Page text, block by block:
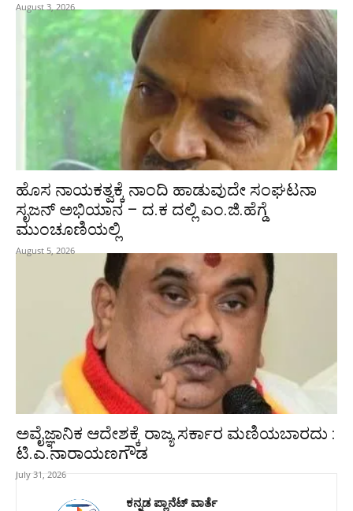
August 3, 2026
ಹೊಸ ನಾಯಕತ್ವಕ್ಕೆ ನಾಂದಿ ಹಾಡುವುದೇ ಸಂಘಟನಾ
ಸೃಜನ್ ಅಭಿಯಾನ – ದ.ಕ ದಲ್ಲಿ ಎಂ.ಜಿ.ಹೆಗ್ಡೆ
ಮುಂಚೂಣಿಯಲ್ಲಿ
August 5, 2026
ಅವೈಜ್ಞಾನಿಕ ಆದೇಶಕ್ಕೆ ರಾಜ್ಯ ಸರ್ಕಾರ ಮಣಿಯಬಾರದು :
ಟಿ.ಎ.ನಾರಾಯಣಗೌಡ
July 31, 2026
ಕನ್ನಡ ಪ್ಲಾನೆಟ್ ವಾರ್ತೆ